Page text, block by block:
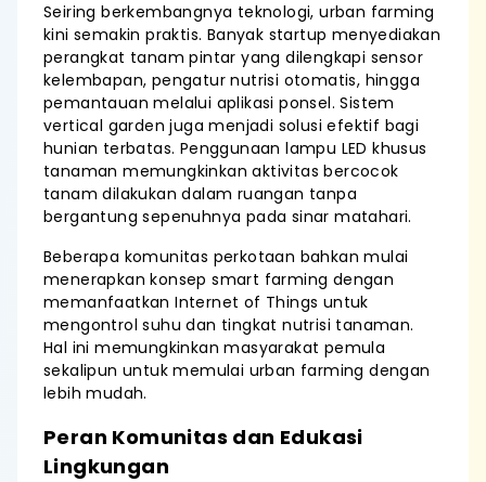
Seiring berkembangnya teknologi, urban farming
kini semakin praktis. Banyak startup menyediakan
perangkat tanam pintar yang dilengkapi sensor
kelembapan, pengatur nutrisi otomatis, hingga
pemantauan melalui aplikasi ponsel. Sistem
vertical garden juga menjadi solusi efektif bagi
hunian terbatas. Penggunaan lampu LED khusus
tanaman memungkinkan aktivitas bercocok
tanam dilakukan dalam ruangan tanpa
bergantung sepenuhnya pada sinar matahari.
Beberapa komunitas perkotaan bahkan mulai
menerapkan konsep smart farming dengan
memanfaatkan Internet of Things untuk
mengontrol suhu dan tingkat nutrisi tanaman.
Hal ini memungkinkan masyarakat pemula
sekalipun untuk memulai urban farming dengan
lebih mudah.
Peran Komunitas dan Edukasi
Lingkungan